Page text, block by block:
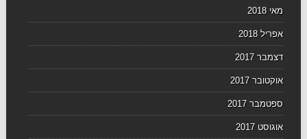
מאי 2018
אפריל 2018
דצמבר 2017
אוקטובר 2017
ספטמבר 2017
אוגוסט 2017